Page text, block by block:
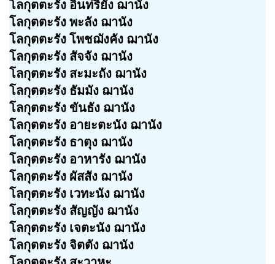
โลกุตตะรัง อินท๎ริยัง ฌานัง
โลกุตตะรัง พะลัง ฌานัง
โลกุตตะรัง โพชฌังคัง ฌานัง
โลกุตตะรัง สัจจัง ฌานัง
โลกุตตะรัง สะมะถัง ฌานัง
โลกุตตะรัง ธัมมัง ฌานัง
โลกุตตะรัง ขันธัง ฌานัง
โลกุตตะรัง อายะตะนัง ฌานัง
โลกุตตะรัง ธาตุง ฌานัง
โลกุตตะรัง อาหารัง ฌานัง
โลกุตตะรัง ผัสสัง ฌานัง
โลกุตตะรัง เวทะนัง ฌานัง
โลกุตตะรัง สัญญัง ฌานัง
โลกุตตะรัง เจตะนัง ฌานัง
โลกุตตะรัง จิตตัง ฌานัง